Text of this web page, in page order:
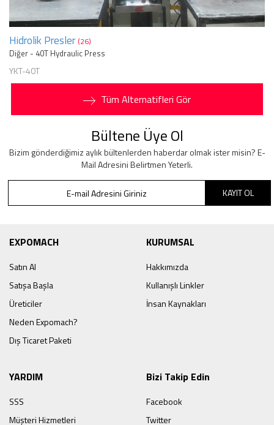
Hidrolik Presler (26)
Diğer - 40T Hydraulic Press
YKT-40T
Tüm Alternatifleri Gör
Bültene Üye Ol
Bizim gönderdiğimiz aylık bültenlerden haberdar olmak ister misin? E-
Mail Adresini Belirtmen Yeterli.
KAYIT OL
EXPOMACH
Satın Al
Satışa Başla
Üreticiler
Neden Expomach?
Dış Ticaret Paketi
KURUMSAL
Hakkımızda
Kullanışlı Linkler
İnsan Kaynakları
YARDIM
SSS
Müşteri Hizmetleri
Bizi Takip Edin
Facebook
Twitter